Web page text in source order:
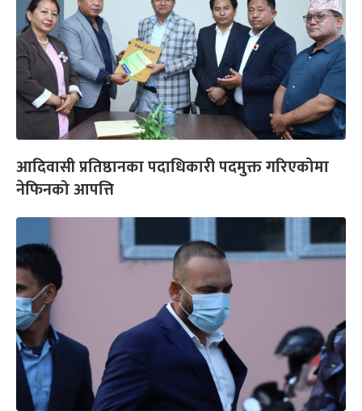
आदिवासी प्रतिष्ठानका पदाधिकारी पदमुक्त गरिएकोमा
नेफिनको आपत्ति